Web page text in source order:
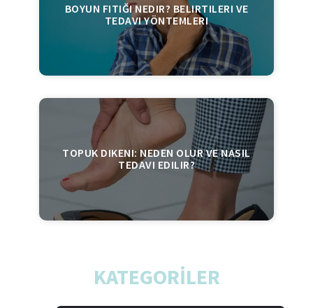
BOYUN FITIĞI NEDIR? BELIRTILERI VE
TEDAVI YÖNTEMLERI
TOPUK DIKENI: NEDEN OLUR VE NASIL
TEDAVI EDILIR?
KATEGORİLER